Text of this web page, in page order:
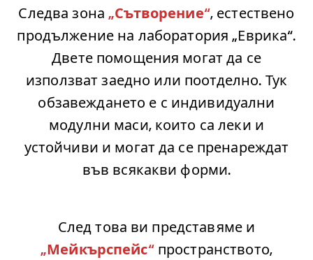
Следва зона„Сътворение“, естествено
продължение на лаборатория „Еврика“.
Двете помощения могат да се
използват заедно или поотделно. Тук
обзавеждането е с индивидуални
модулни маси, които са леки и
устойчиви и могат да се пренареждат
във всякакви форми.
След това ви представяме и
„Мейкърспейс“пространството,